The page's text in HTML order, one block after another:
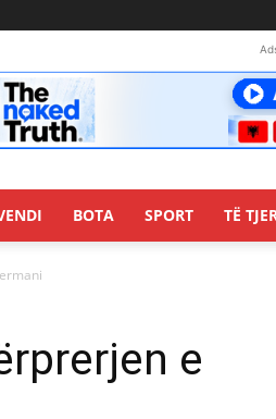
BOTA SPORT TË
e